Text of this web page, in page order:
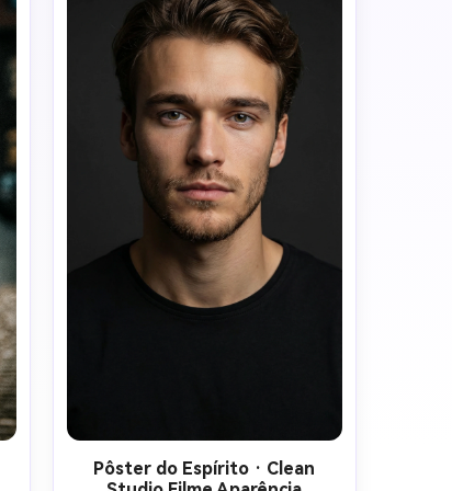
oficiais do filme. Escuro, um humor
sério, um fundo mínimo, uma
composição limpa do filme.
Pôster do Espírito · Clean